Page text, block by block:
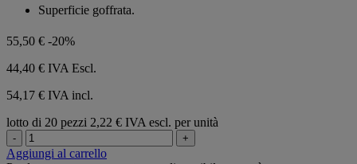
Superficie goffrata.
55,50 € -20%
44,40 € IVA Escl.
54,17 € IVA incl.
lotto di 20 pezzi 2,22 € IVA escl. per unità
- +
Aggiungi al carrello